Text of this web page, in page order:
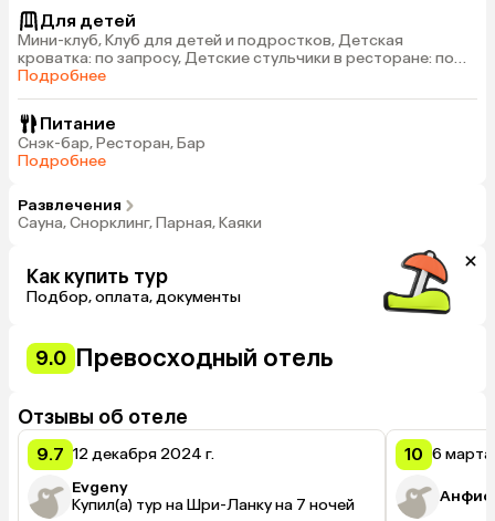
Для детей
Мини-клуб, Клуб для детей и подростков, Детская
кроватка: по запросу, Детские стульчики в ресторане: по
запросу
Подробнее
Питание
Снэк-бар, Ресторан, Бар
Подробнее
Развлечения
Сауна, Снорклинг, Парная, Каяки
Как купить тур
Подбор, оплата, документы
9.0 Превосходный отель
Отзывы об отеле
9.7 12 декабря 2024 г.
Evgeny
Купил(а) тур на Шри-Ланку на 7 ночей
10 6